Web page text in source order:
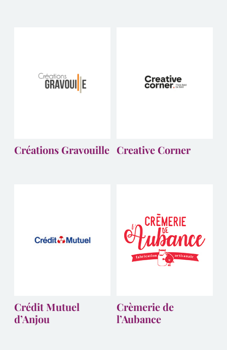
Créations Gravouille Creative Corner
Crédit Mutuel
d’Anjou
Crèmerie de
l’Aubance